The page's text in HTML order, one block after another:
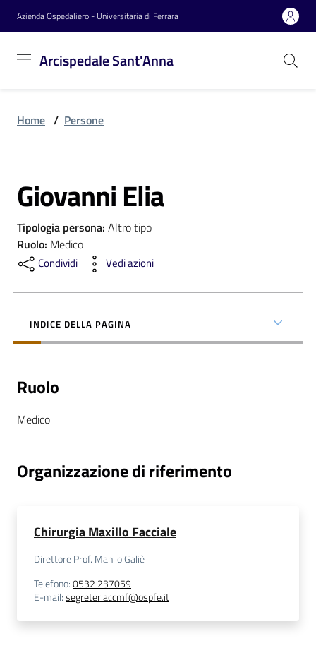
Vai al contenuto
Vai alla navigazione
Vai al footer
Azienda Ospedaliero - Universitaria di Ferrara
Arcispedale Sant'Anna
Sant'Anna
Azienda
Servizi
Reparti
Novità
a
a
z
Home / Persone
Salta al contenuto
Giovanni Elia
Tipologia persona: Altro tipo
Ruolo: Medico
Condividi Vedi azioni
INDICE DELLA PAGINA
Ruolo
Medico
Organizzazione di riferimento
Chirurgia Maxillo Facciale
Direttore Prof. Manlio Galiè
Telefono:0532 237059
E-mail:segreteriaccmf@ospfe.it